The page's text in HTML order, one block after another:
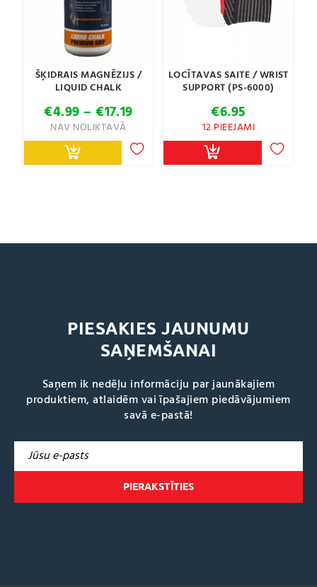
ŠĶIDRAIS MAGNĒZIJS /
LIQUID CHALK
€4.99 – €17.19Price
€4.99
through
€17.19
NAV NOLIKTAVĀ
LOCĪTAVAS SAITE / WRIST
SUPPORT (PS-6000)
€6.95
12 PIEEJAMI
PIESAKIES JAUNUMU
SAŅEMŠANAI
Saņem ik nedēļu informāciju par jaunākajiem
produktiem, atlaidēm vai īpašajiem piedāvājumiem
savā e-pastā!